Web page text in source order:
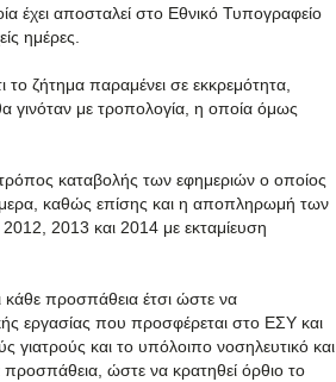
αποσταλεί στο Εθνικό Τυπογραφείο
ημέρες.
το ζήτημα παραμένει σε εκκρεμότητα,
γινόταν με τροπολογία, η οποία όμως
καταβολής των εφημεριών ο οποίος
καθώς επίσης και η αποπληρωμή των
2013 και 2014 με εκταμίευση
κάθε προσπάθεια έτσι ώστε να
εργασίας που προσφέρεται στο ΕΣΥ και
γιατρούς και το υπόλοιπο νοσηλευτικό και
ώστε να κρατηθεί όρθιο το